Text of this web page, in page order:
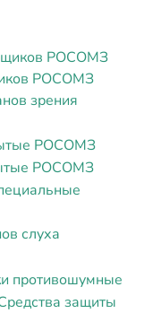
РОСОМЗ
зрения
РОСОМЗ
РОСОМЗ
слуха
противошумные
защиты